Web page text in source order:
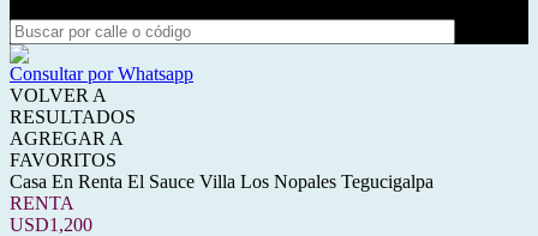
Consultar por Whatsapp
VOLVER A
RESULTADOS
AGREGAR A
FAVORITOS
Casa En Renta El Sauce Villa Los Nopales Tegucigalpa
RENTA
USD1,200